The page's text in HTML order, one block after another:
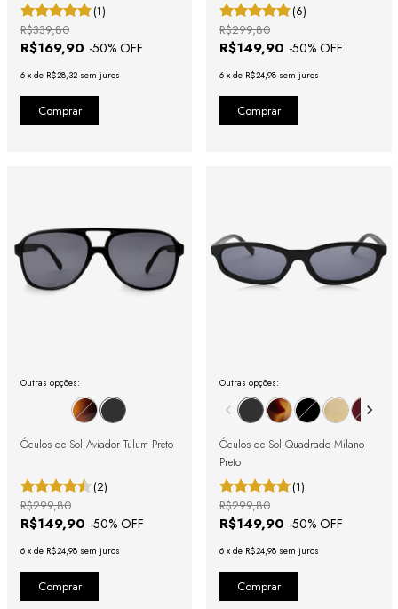
(1)
R$169,90 -50% OFF
R$339,80
6 x de R$28,32 sem juros
(6)
R$149,90 -50% OFF
R$299,80
6 x de R$24,98 sem juros
Outras opções:
Óculos de Sol Aviador Tulum Preto
(2)
R$149,90 -50% OFF
R$299,80
6 x de R$24,98 sem juros
Outras opções:
Óculos de Sol Quadrado Milano
Preto
(1)
R$149,90 -50% OFF
R$299,80
6 x de R$24,98 sem juros